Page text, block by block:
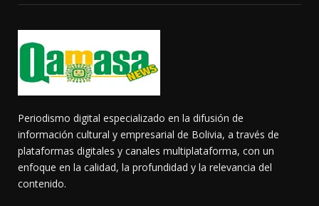
Periodismo digital especializado en la difusión de
información cultural y empresarial de Bolivia, a través de
plataformas digitales y canales multiplataforma, con un
enfoque en la calidad, la profundidad y la relevancia del
contenido.